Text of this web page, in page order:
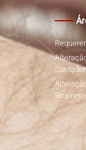
Contador
Empresa